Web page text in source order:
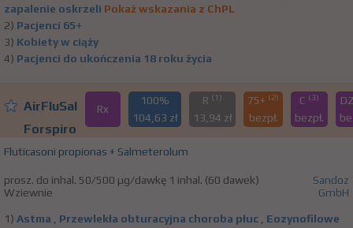
zapalenie oskrzeli Pokaż wskazania z ChPL
2) Pacjenci 65+
3) Kobiety w ciąży
4) Pacjenci do ukończenia 18 roku życia
AirFluSal
Forspiro
Rx
100%
104,63 zł
R (1)
13,94 zł
75+ (2)
bezpł.
C (3)
bezpł.
Fluticasoni propionas + Salmeterolum
prosz. do inhal. 50/500 µg/dawkę 1 inhal. (60 dawek)
Wziewnie
Sandoz
GmbH
1) Astma , Przewlekła obturacyjna choroba płuc , Eozynofilowe